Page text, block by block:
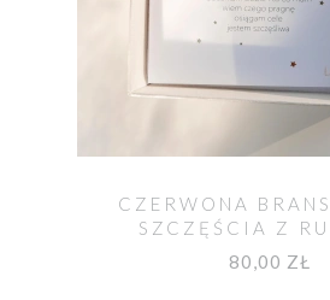
CZERWONA
SZCZĘŚCIA Z
80,00 ZŁ